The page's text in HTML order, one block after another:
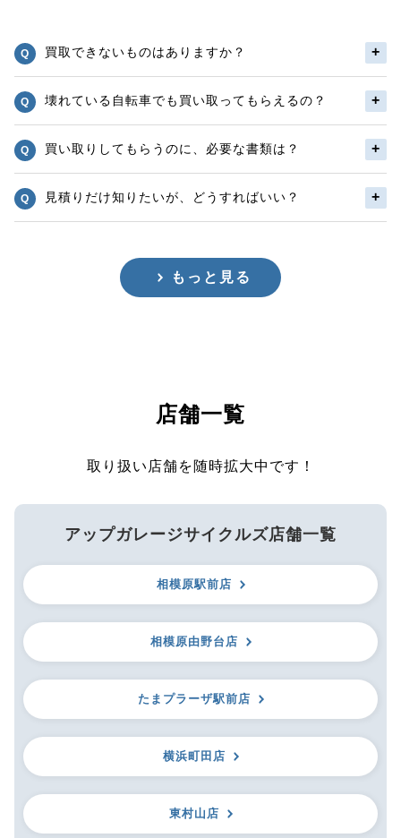
買取できないものはありますか？
壊れている自転車でも買い取ってもらえるの？
買い取りしてもらうのに、必要な書類は？
見積りだけ知りたいが、どうすればいい？
もっと見る
店舗一覧
取り扱い店舗を随時拡大中です！
アップガレージサイクルズ店舗一覧
相模原駅前店
相模原由野台店
たまプラーザ駅前店
横浜町田店
東村山店